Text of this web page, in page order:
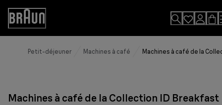
Skip
Content
Accessibility
Statement
Petit-déjeuner Machines à café Machines à café de la
Machines à café de la Collection ID Breakfast